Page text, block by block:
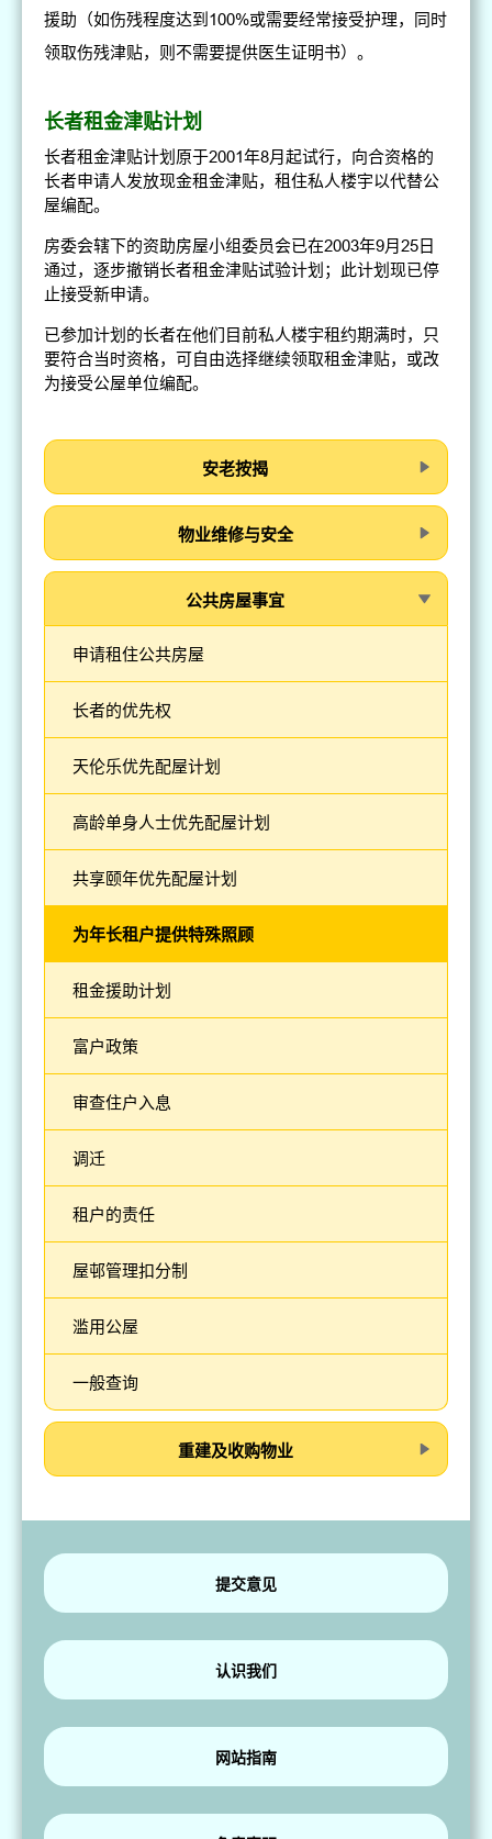
援助（如伤残程度达到100%或需要经常接受护理，同时
领取伤残津贴，则不需要提供医生证明书）。
长者租金津贴计划
长者租金津贴计划原于2001年8月起试行，向合资格的
长者申请人发放现金租金津贴，租住私人楼宇以代替公
屋编配。
房委会辖下的资助房屋小组委员会已在2003年9月25日
通过，逐步撤销长者租金津贴试验计划；此计划现已停
止接受新申请。
已参加计划的长者在他们目前私人楼宇租约期满时，只
要符合当时资格，可自由选择继续领取租金津贴，或改
为接受公屋单位编配。
安老按揭
物业维修与安全
公共房屋事宜
一般查询
滥用公屋
屋邨管理扣分制
租户的责任
调迁
审查住户入息
富户政策
租金援助计划
为年长租户提供特殊照顾
共享颐年优先配屋计划
高龄单身人士优先配屋计划
天伦乐优先配屋计划
长者的优先权
申请租住公共房屋
重建及收购物业
提交意见
认识我们
网站指南